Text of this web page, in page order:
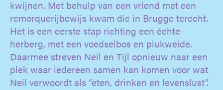
kwijnen. Met behulp van een vriend met een
remorquerijbewijs kwam die in Brugge terecht.
Het is een eerste stap richting een échte
herberg, met een voedselbos en plukweide.
Daarmee streven Neil en Tijl opnieuw naar een
plek waar iedereen samen kan komen voor wat
Neil verwoordt als “eten, drinken en levenslust”.